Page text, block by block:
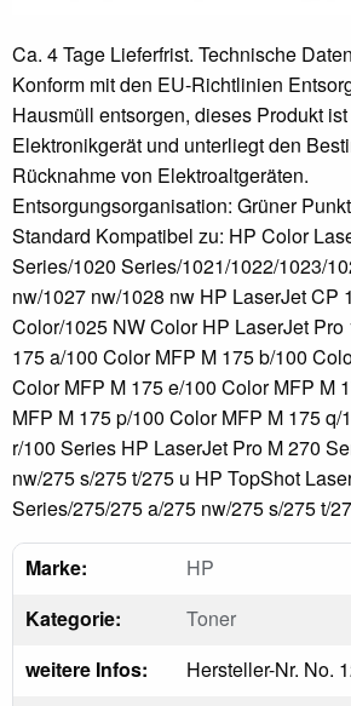
Ca. 4 Tage Lieferfrist. Technische
Konform mit den EU-Richtlinien
Hausmüll entsorgen, dieses Produkt
Elektronikgerät und unterliegt den
Rücknahme von Elektroaltgeräten.
Entsorgungsorganisation: Grüner
Standard Kompatibel zu: HP Color
Series/1020 Series/1021/1022/1023/
nw/1027 nw/1028 nw HP LaserJet CP
Color/1025 NW Color HP LaserJet
175 a/100 Color MFP M 175 b/100
Color MFP M 175 e/100 Color MFP M
MFP M 175 p/100 Color MFP M 175
r/100 Series HP LaserJet Pro M 270
nw/275 s/275 t/275 u HP TopShot
Series/275/275 a/275 nw/275 s/275 t/
Marke:
HP
Kategorie:
Toner
weitere Infos:
Hersteller-Nr. No.